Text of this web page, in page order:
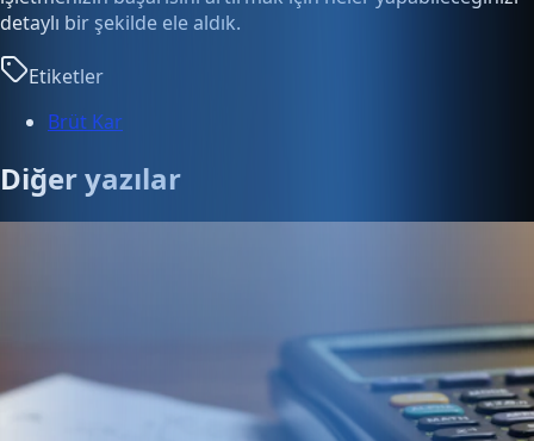
detaylı bir şekilde ele aldık.
Etiketler
Brüt Kar
Diğer yazılar